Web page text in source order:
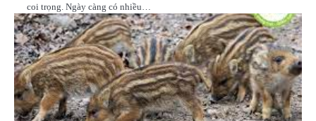
coi trọng. Ngày càng có nhiều…